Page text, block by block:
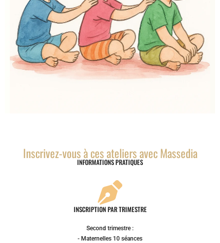
Inscrivez-vous à ces ateliers avec Massedia
INFORMATIONS PRATIQUES
INSCRIPTION PAR TRIMESTRE
Second trimestre :
- Maternelles 10 séances